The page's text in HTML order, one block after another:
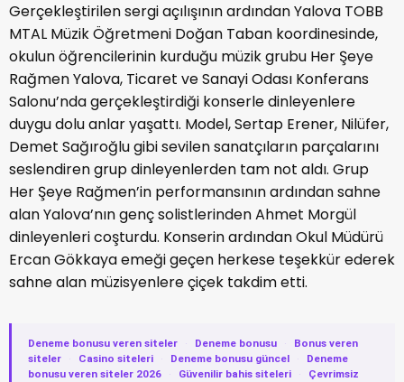
Gerçekleştirilen sergi açılışının ardından Yalova TOBB
MTAL Müzik Öğretmeni Doğan Taban koordinesinde,
okulun öğrencilerinin kurduğu müzik grubu Her Şeye
Rağmen Yalova, Ticaret ve Sanayi Odası Konferans
Salonu’nda gerçekleştirdiği konserle dinleyenlere
duygu dolu anlar yaşattı. Model, Sertap Erener, Nilüfer,
Demet Sağıroğlu gibi sevilen sanatçıların parçalarını
seslendiren grup dinleyenlerden tam not aldı. Grup
Her Şeye Rağmen’in performansının ardından sahne
alan Yalova’nın genç solistlerinden Ahmet Morgül
dinleyenleri coşturdu. Konserin ardından Okul Müdürü
Ercan Gökkaya emeği geçen herkese teşekkür ederek
sahne alan müzisyenlere çiçek takdim etti.
Deneme bonusu veren siteler · Deneme bonusu ·
Bonus veren
siteler
· Casino siteleri · Deneme bonusu güncel ·
Deneme
bonusu veren siteler 2026
· Güvenilir bahis siteleri ·
Çevrimsiz